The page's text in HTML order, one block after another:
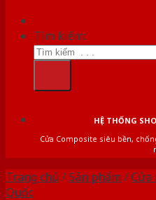
Tìm kiếm:
HỆ THỐNG
Cửa Composite siêu bền,
Trang chủ /Sản phẩm /Cửa
Quốc